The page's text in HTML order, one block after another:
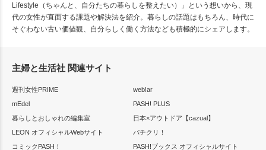
Lifestyle（ちゃんと、自分たちの暮らしを整えたい）」という想いから、現
代の女性が直面する課題や解決法を紹介。暮らしの話題はもちろん、時代に
そぐわない古い価値観、自分らしく働く方法なども積極的にシェアします。
主婦と生活社 関連サイト
週刊女性PRIME
web!ar
mEdel
PASH! PLUS
暮らしとおしゃれの編集室
日本×アウトドア【cazual】
LEON オフィシャルWebサイト
パチクリ！
コミックPASH！
PASH!ブックス オフィシャルサイト